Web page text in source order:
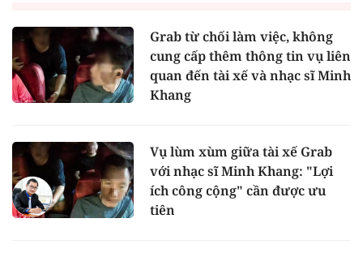
Grab từ chối làm việc, không
cung cấp thêm thông tin vụ liên
quan đến tài xế và nhạc sĩ Minh
Khang
Vụ lùm xùm giữa tài xế Grab
với nhạc sĩ Minh Khang: "Lợi
ích công cộng" cần được ưu
tiên